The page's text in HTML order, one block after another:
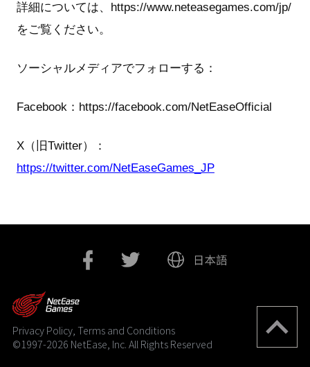
詳細については、https://www.neteasegames.com/jp/
をご覧ください。
ソーシャルメディアでフォローする：
Facebook：https://facebook.com/NetEaseOfficial
X（旧Twitter）：
https://twitter.com/NetEaseGames_JP
Privacy Policy, Terms and Conditions
©1997-2026 NetEase, Inc. All Rights Reserved